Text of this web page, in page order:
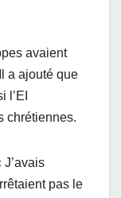
avaient
a ajouté que
l’EI
chrétiennes.
pas le